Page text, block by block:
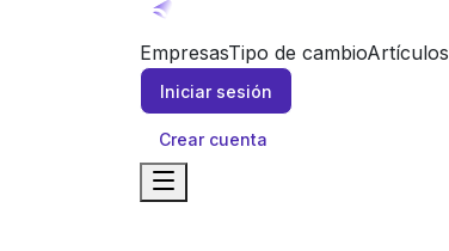
EmpresasTipo de cambioArtículos
Iniciar sesión
Crear cuenta